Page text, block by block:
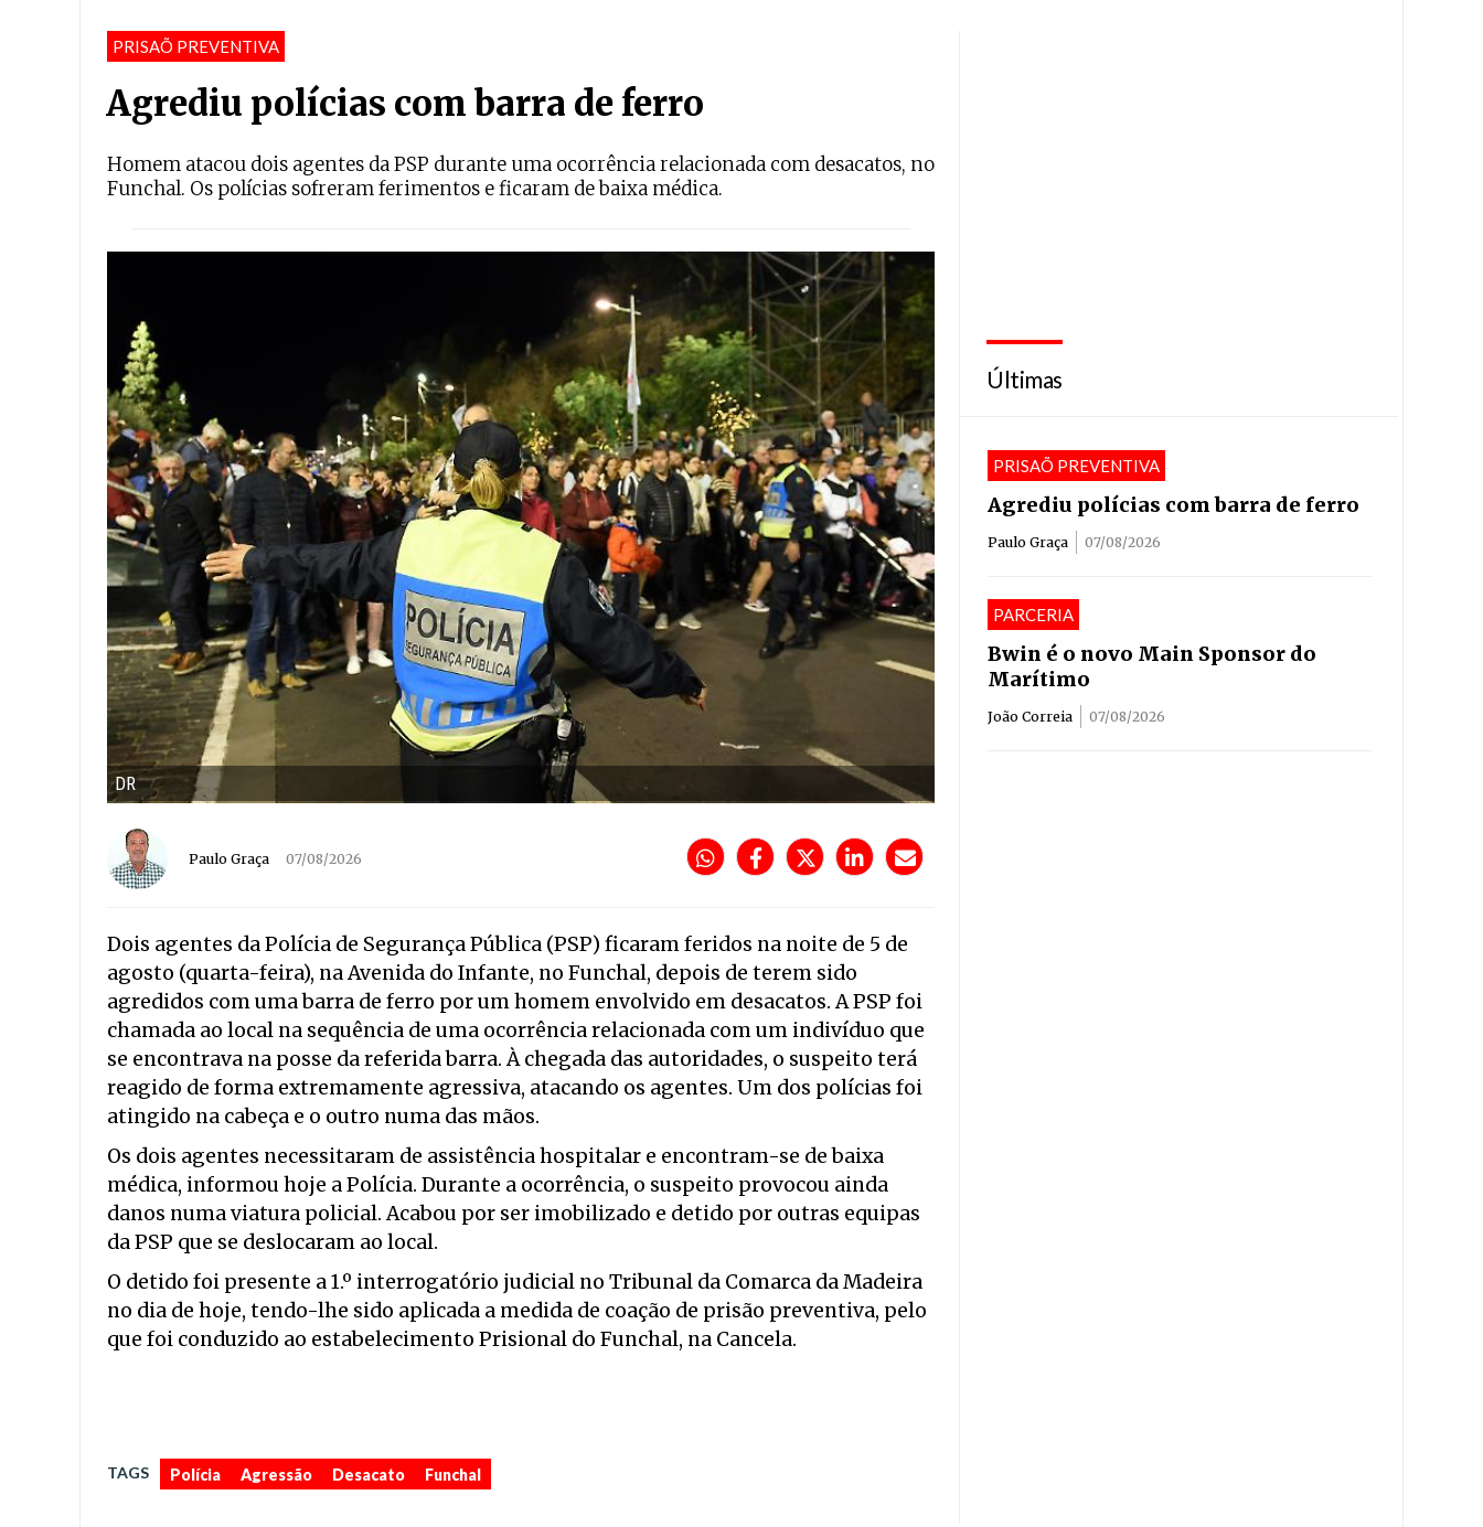
PRISAÕ PREVENTIVA
Agrediu polícias com barra de ferro
Homem atacou dois agentes da PSP durante uma ocorrência relacionada com desacatos, no
Funchal. Os polícias sofreram ferimentos e ficaram de baixa médica.
DR
Paulo Graça 07/08/2026
Dois agentes da Polícia de Segurança Pública (PSP) ficaram feridos na noite de 5 de
agosto (quarta-feira), na Avenida do Infante, no Funchal, depois de terem sido
agredidos com uma barra de ferro por um homem envolvido em desacatos. A PSP foi
chamada ao local na sequência de uma ocorrência relacionada com um indivíduo que
se encontrava na posse da referida barra. À chegada das autoridades, o suspeito terá
reagido de forma extremamente agressiva, atacando os agentes. Um dos polícias foi
atingido na cabeça e o outro numa das mãos.
Os dois agentes necessitaram de assistência hospitalar e encontram-se de baixa
médica, informou hoje a Polícia. Durante a ocorrência, o suspeito provocou ainda
danos numa viatura policial. Acabou por ser imobilizado e detido por outras equipas
da PSP que se deslocaram ao local.
O detido foi presente a 1.º interrogatório judicial no Tribunal da Comarca da Madeira
no dia de hoje, tendo-lhe sido aplicada a medida de coação de prisão preventiva, pelo
que foi conduzido ao estabelecimento Prisional do Funchal, na Cancela.
TAGS Polícia Agressão Desacato Funchal
Últimas
PRISAÕ PREVENTIVA
Agrediu polícias com barra de ferro
Paulo Graça 07/08/2026
PARCERIA
Bwin é o novo Main Sponsor do
Marítimo
João Correia 07/08/2026